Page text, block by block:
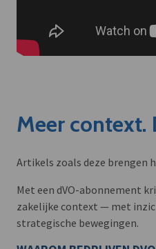
Meer context.
Artikels zoals deze brengen
Met een dVO-abonnement
zakelijke context — met
strategische bewegingen.